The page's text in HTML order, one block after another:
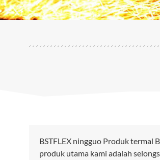
BSTFLEX ningguo Produk termal
produk utama kami adalah